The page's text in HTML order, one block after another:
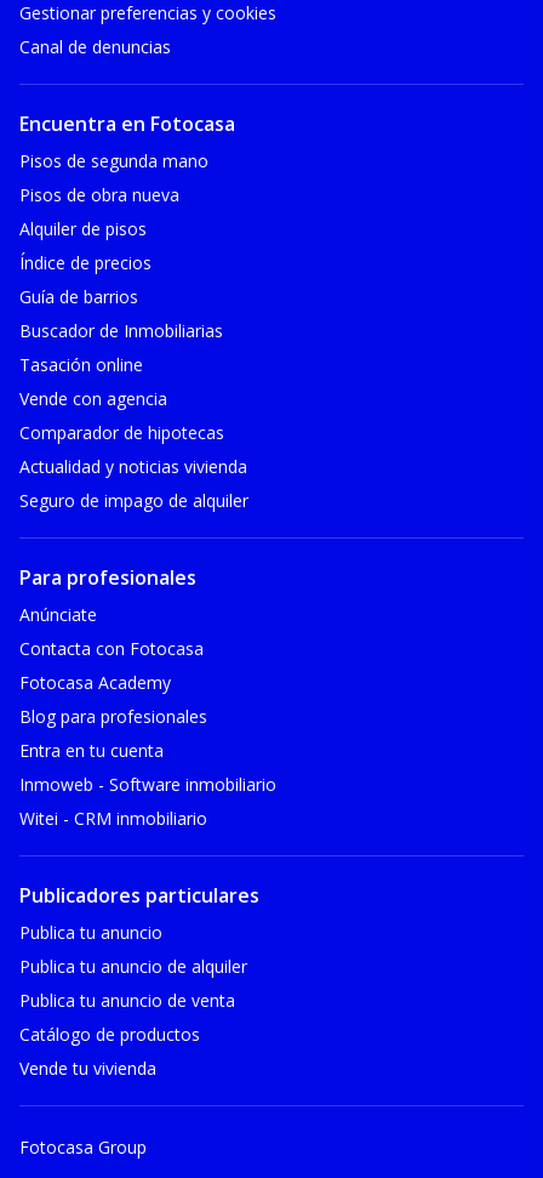
Gestionar preferencias y cookies
Canal de denuncias
Encuentra en Fotocasa
Pisos de segunda mano
Pisos de obra nueva
Alquiler de pisos
Índice de precios
Guía de barrios
Buscador de Inmobiliarias
Tasación online
Vende con agencia
Comparador de hipotecas
Actualidad y noticias vivienda
Seguro de impago de alquiler
Para profesionales
Anúnciate
Contacta con Fotocasa
Fotocasa Academy
Blog para profesionales
Entra en tu cuenta
Inmoweb - Software inmobiliario
Witei - CRM inmobiliario
Publicadores particulares
Publica tu anuncio
Publica tu anuncio de alquiler
Publica tu anuncio de venta
Catálogo de productos
Vende tu vivienda
Fotocasa Group